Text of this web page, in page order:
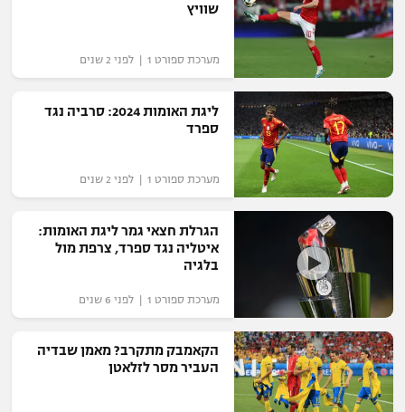
תגיות
המגזין
שוויץ
מערכת ספורט 1 | לפני 2 שנים
ליגת האומות 2024: סרביה נגד
ספרד
מערכת ספורט 1 | לפני 2 שנים
הגרלת חצאי גמר ליגת האומות:
איטליה נגד ספרד, צרפת מול
בלגיה
מערכת ספורט 1 | לפני 6 שנים
הקאמבק מתקרב? מאמן שבדיה
העביר מסר לזלאטן